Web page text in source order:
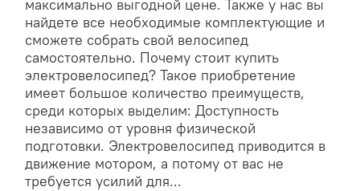
максимально выгодной цене. Также у нас вы
найдете все необходимые комплектующие и
сможете собрать свой велосипед
самостоятельно. Почему стоит купить
электровелосипед? Такое приобретение
имеет большое количество преимуществ,
среди которых выделим: Доступность
независимо от уровня физической
подготовки. Электровелосипед приводится в
движение мотором, а потому от вас не
требуется усилий для...